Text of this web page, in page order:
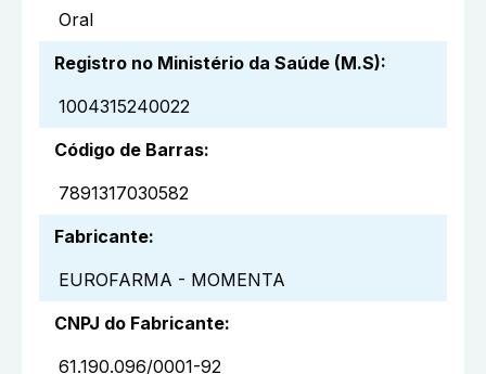
Oral
Registro no Ministério da Saúde (M.S):
1004315240022
Código de Barras:
7891317030582
Fabricante:
EUROFARMA - MOMENTA
CNPJ do Fabricante:
61.190.096/0001-92